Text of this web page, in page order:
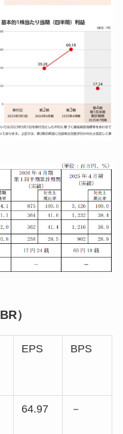
）
EPS BPS
64.97 －